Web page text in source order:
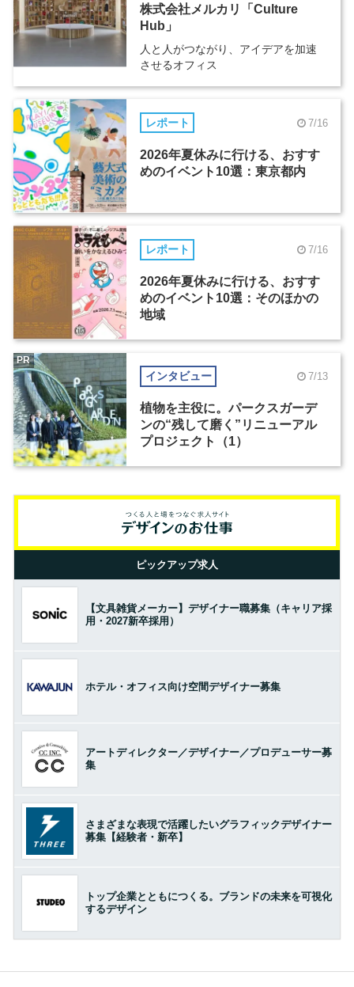
株式会社メルカリ「Culture
Hub」
人と人がつながり、アイデアを加速
させるオフィス
レポート 7/16
2026年夏休みに行ける、おすす
めのイベント10選：東京都内
レポート 7/16
2026年夏休みに行ける、おすす
めのイベント10選：そのほかの
地域
インタビュー 7/13
植物を主役に。パークスガーデ
ンの“残して磨く”リニューアル
プロジェクト（1）
PR
ピックアップ求人
【文具雑貨メーカー】デザイナー職募集（キャリア採
用・2027新卒採用）
ホテル・オフィス向け空間デザイナー募集
アートディレクター／デザイナー／プロデューサー募
集
さまざまな表現で活躍したいグラフィックデザイナー
募集【経験者・新卒】
トップ企業とともにつくる。ブランドの未来を可視化
するデザイン